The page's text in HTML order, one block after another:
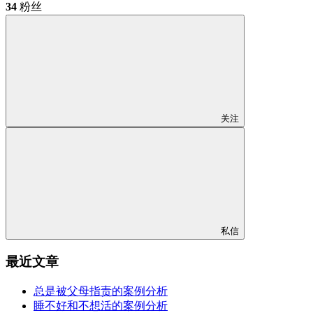
34 粉丝
关注
私信
最近文章
总是被父母指责的案例分析
睡不好和不想活的案例分析